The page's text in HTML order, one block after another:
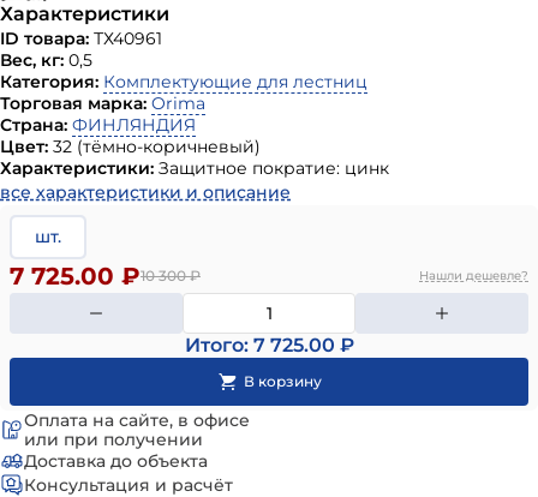
Характеристики
ID товара: ТХ40961
Вес, кг: 0,5
Категория: Комплектующие для лестниц
Торговая марка: Orima
Страна: ФИНЛЯНДИЯ
Цвет: 32 (тёмно-коричневый)
Характеристики: Защитное пократие: цинк
все характеристики и описание
шт.
10 300₽
7 725.00 ₽ Нашли дешевле?
Итого: 7 725.00 ₽
Оплата на сайте, в офисе
или при получении
Доставка до объекта
Консультация и расчёт